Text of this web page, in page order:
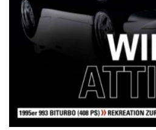
12 Jahre werk1® sports
culture: Bestellen Sie
neue Sommerausgabe
(erscheint am 1. Juli
auf netzwerkeins | GO!
23. Juni 2025